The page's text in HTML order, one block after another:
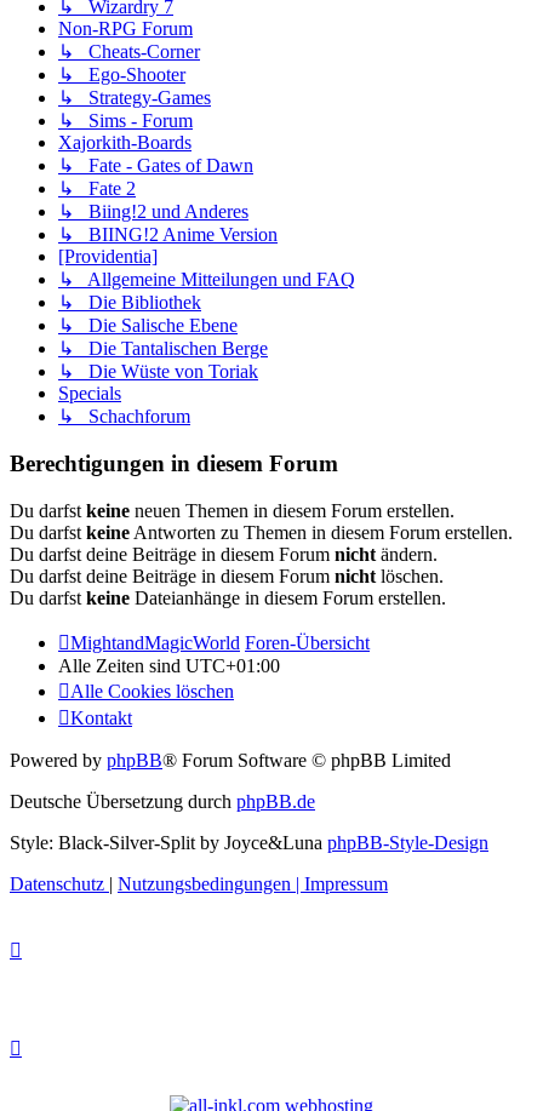
↳ Wizardry 7
Non-RPG Forum
↳ Cheats-Corner
↳ Ego-Shooter
↳ Strategy-Games
↳ Sims - Forum
Xajorkith-Boards
↳ Fate - Gates of Dawn
↳ Fate 2
↳ Biing!2 und Anderes
↳ BIING!2 Anime Version
[Providentia]
↳ Allgemeine Mitteilungen und FAQ
↳ Die Bibliothek
↳ Die Salische Ebene
↳ Die Tantalischen Berge
↳ Die Wüste von Toriak
Specials
↳ Schachforum
Berechtigungen in diesem Forum
Du darfst keine neuen Themen in diesem Forum erstellen.
Du darfst keine Antworten zu Themen in diesem Forum erstellen.
Du darfst deine Beiträge in diesem Forum nicht ändern.
Du darfst deine Beiträge in diesem Forum nicht löschen.
Du darfst keine Dateianhänge in diesem Forum erstellen.
MightandMagicWorld Foren-Übersicht
Alle Zeiten sind UTC+01:00
Alle Cookies löschen
Kontakt
Powered by phpBB® Forum Software © phpBB Limited
Deutsche Übersetzung durch phpBB.de
Style: Black-Silver-Split by Joyce&Luna phpBB-Style-Design
Datenschutz | Nutzungsbedingungen | Impressum